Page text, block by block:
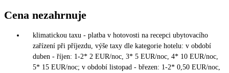
Cena nezahrnuje
klimatickou taxu - platba v hotovosti na recepci ubytovacího
zařízení při příjezdu, výše taxy dle kategorie hotelu: v období
duben - říjen: 1-2* 2 EUR/noc, 3* 5 EUR/noc, 4* 10 EUR/noc,
5* 15 EUR/noc; v období listopad - březen: 1-2* 0,50 EUR/noc,